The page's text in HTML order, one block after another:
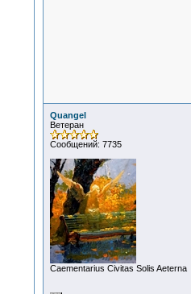
Quangel
Ветеран
Сообщений: 7735
Сaementarius Civitas Solis Aeterna